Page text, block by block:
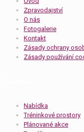
Zpravodajství
O nás
Fotogalerie
Kontakt
Zásady ochrany
Zásady používání
Nabídka
Tréninkové prostory
Plánované akce